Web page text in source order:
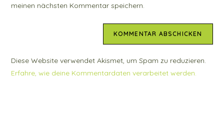
ein
meinen nächsten Kommentar speichern.
Diese Website verwendet Akismet, um Spam zu reduzieren.
Erfahre, wie deine Kommentardaten verarbeitet werden.